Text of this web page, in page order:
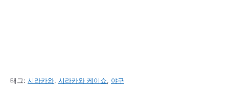
태그: 시라카와, 시라카와 케이쇼, 야구